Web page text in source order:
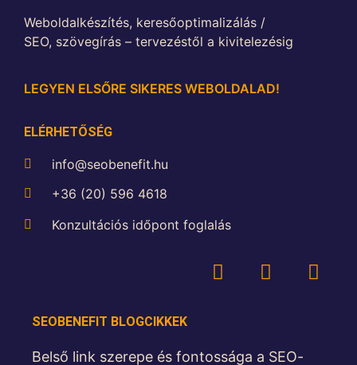
Weboldalkészítés, keresőoptimalizálás /
SEO, szövegírás – tervezéstől a kivitelezésig
LEGYEN ELSŐRE SIKERES WEBOLDALAD!
ELÉRHETŐSÉG
info@seobenefit.hu
+36 (20) 596 4618
Konzultációs időpont foglalás
SEOBENEFIT BLOGCIKKEK
Belső link szerepe és fontossága a SEO-